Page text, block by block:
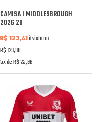
CAMISA I MIDDLESBROUGH
2026 20
R$ 123,41à vista ou
R$ 129,90
5x de R$ 25,98